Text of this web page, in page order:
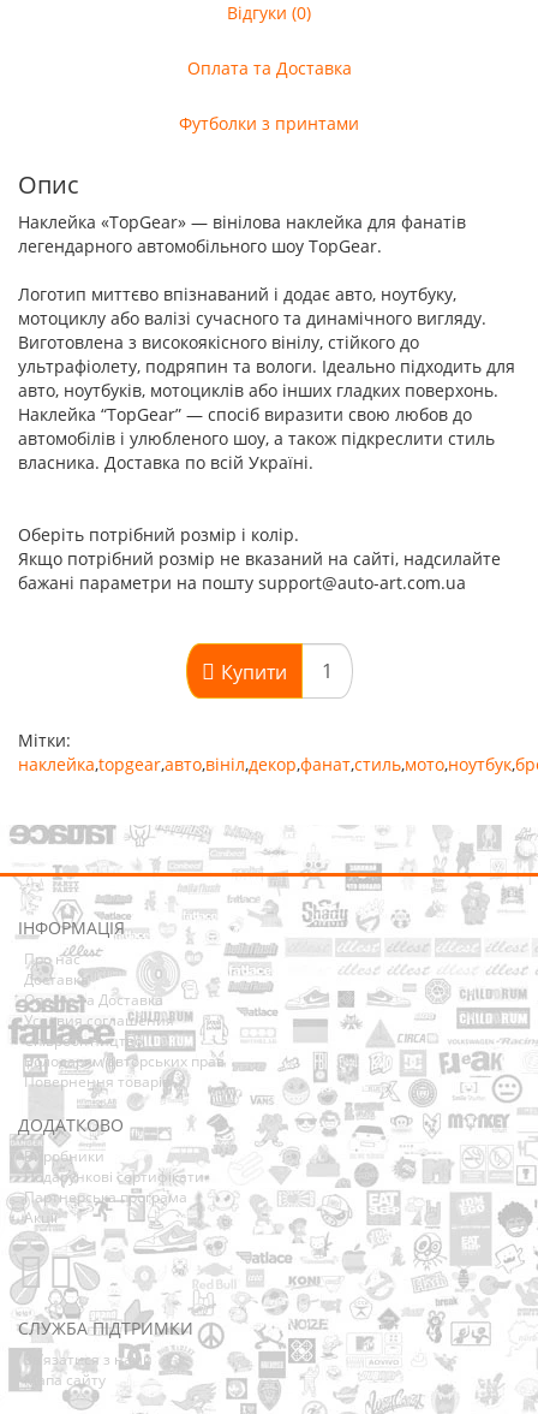
Відгуки (0)
Оплата та Доставка
Футболки з принтами
Опис
Наклейка «TopGear» — вінілова наклейка для фанатів
легендарного автомобільного шоу TopGear.
Логотип миттєво впізнаваний і додає авто, ноутбуку,
мотоциклу або валізі сучасного та динамічного вигляду.
Виготовлена з високоякісного вінілу, стійкого до
ультрафіолету, подряпин та вологи. Ідеально підходить для
авто, ноутбуків, мотоциклів або інших гладких поверхонь.
Наклейка “TopGear” — спосіб виразити свою любов до
автомобілів і улюбленого шоу, а також підкреслити стиль
власника. Доставка по всій Україні.
Оберіть потрібний розмір і колір.
Якщо потрібний розмір не вказаний на сайті, надсилайте
бажані параметри на пошту support@auto-art.com.ua
Купити
Мітки:
наклейка,topgear,авто,вініл,декор,фанат,стиль,мото,ноутбук,
ІНФОРМАЦІЯ
Про нас
Доставка
Оплата та Доставка
Условия соглашения
Співробітництво
Володарям авторських прав
Повернення товарів
ДОДАТКОВО
Виробники
Подарункові сертифікати
Партнерська програма
Акції
СЛУЖБА ПІДТРИМКИ
Зв’язатися з нами
Мапа сайту